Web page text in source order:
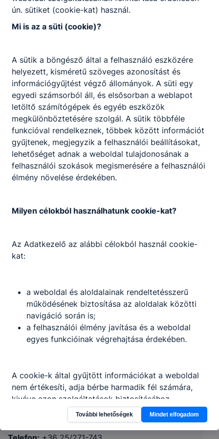
Partnereink
Technikum
Pusztaszabolcs, Mátyás király út 14-16.
ún. sütiket (cookie-kat) használ.
Mi is az a süti (cookie)?
A sütik a böngésző által a felhasználó eszközére
helyezett, kisméretű szöveges azonosítást és
információgyűjtést végző állományok. A süti egy
egyedi számsorból áll, és elsősorban a weblapot
letöltő számítógépek és egyéb eszközök
megkülönböztetésére szolgál. A sütik többféle
funkcióval rendelkeznek, többek között információt
gyűjtenek, megjegyzik a felhasználói beállításokat,
lehetőséget adnak a weboldal tulajdonosának a
felhasználói szokások megismerésére a felhasználói
élmény növelése érdekében.
Milyen célokból használhatunk cookie-kat?
Az Adatkezelő az alábbi célokból használ cookie-
kat:
a weboldal és aloldalainak rendeltetésszerű
működésének biztosítása az aloldalak közötti
navigáció során is;
a felhasználói élmény javítása és a weboldal
egyes funkcióinak végrehajtása érdekében.
A cookie-k által gyűjtött információkat a weboldal
nem értékesíti, adja bérbe harmadik fél számára,
kivéve azon szolgáltatások biztosításához
szükséges mértékben, amely szolgáltatásokhoz az
érintett ezen információt előzetesen és önkéntesen
megadta.
További lehetőségek Mindet elfogadom